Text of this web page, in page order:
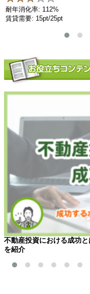
耐年消化率: 112%
賃貸需要: 15pt/25pt
不動産投資における成功
を紹介